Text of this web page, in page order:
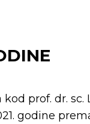
prof. dr. sc.
godine